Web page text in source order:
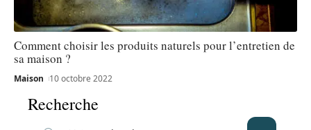
Comment choisir les produits naturels pour l’entretien de
sa maison ?
Maison 10 octobre 2022
Recherche